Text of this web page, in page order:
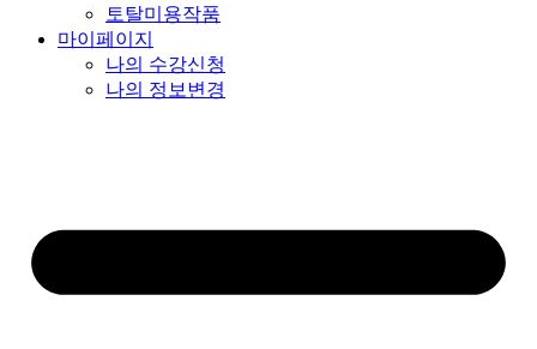
토탈미용작품
마이페이지
나의 수강신청
나의 정보변경